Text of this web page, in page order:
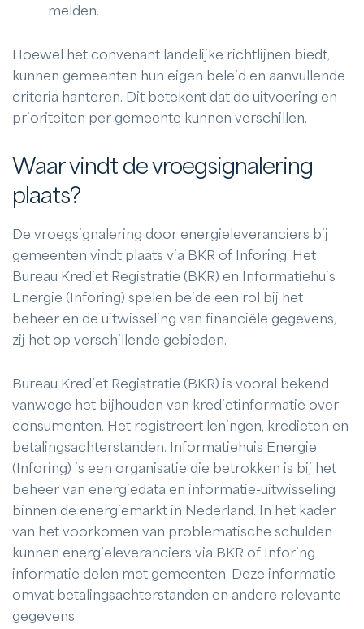
melden.
Hoewel het convenant landelijke richtlijnen biedt,
kunnen gemeenten hun eigen beleid en aanvullende
criteria hanteren. Dit betekent dat de uitvoering en
prioriteiten per gemeente kunnen verschillen.
Waar vindt de vroegsignalering
plaats?
De vroegsignalering door energieleveranciers bij
gemeenten vindt plaats via BKR of Inforing. Het
Bureau Krediet Registratie (BKR) en Informatiehuis
Energie (Inforing) spelen beide een rol bij het
beheer en de uitwisseling van financiële gegevens,
zij het op verschillende gebieden.
Bureau Krediet Registratie (BKR) is vooral bekend
vanwege het bijhouden van kredietinformatie over
consumenten. Het registreert leningen, kredieten en
betalingsachterstanden. Informatiehuis Energie
(Inforing) is een organisatie die betrokken is bij het
beheer van energiedata en informatie-uitwisseling
binnen de energiemarkt in Nederland. In het kader
van het voorkomen van problematische schulden
kunnen energieleveranciers via BKR of Inforing
informatie delen met gemeenten. Deze informatie
omvat betalingsachterstanden en andere relevante
gegevens.